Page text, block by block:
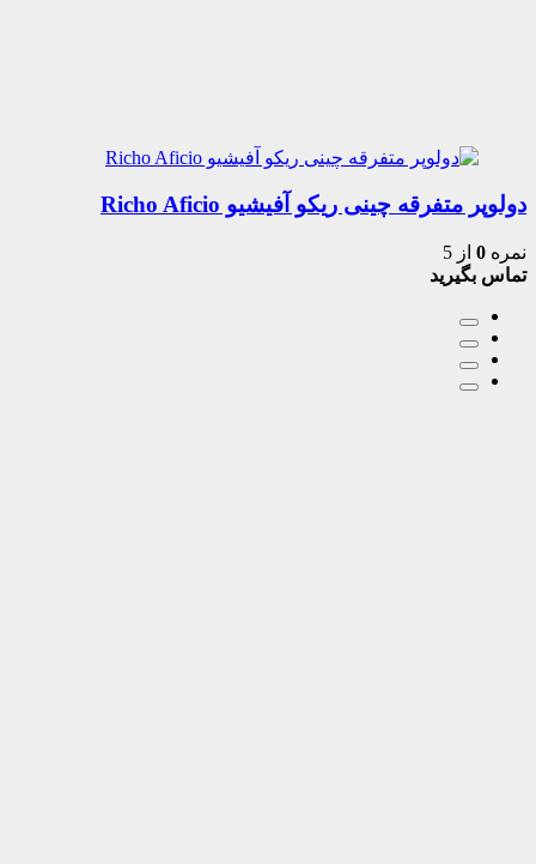
دولوپر متفرقه چینی ریکو آفیشیو Richo Aficio
نمره 0 از 5
تماس بگیرید